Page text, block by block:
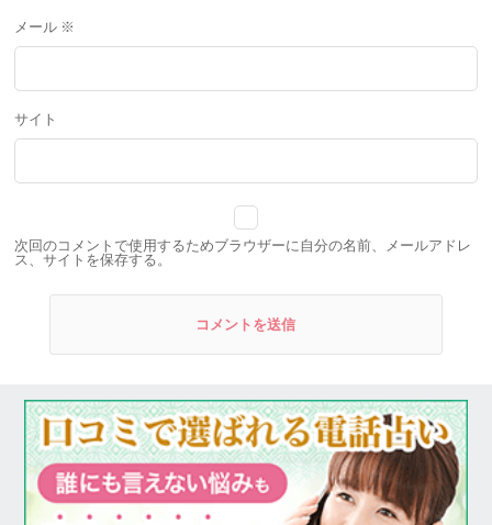
メール ※
サイト
次回のコメントで使用するためブラウザーに自分の名前、メールアドレ
ス、サイトを保存する。